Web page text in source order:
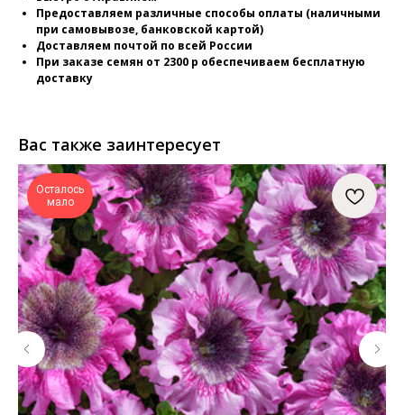
Предоставляем различные способы оплаты (наличными
при самовывозе, банковской картой)
Доставляем почтой по всей России
При заказе семян от 2300 р обеспечиваем бесплатную
доставку
Вас также заинтересует
Осталось
мало